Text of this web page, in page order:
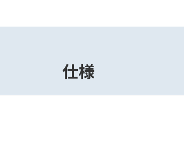
仕様